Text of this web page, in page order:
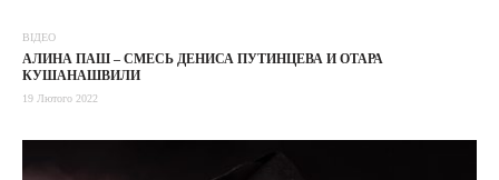
ВІДЕО
АЛИНА ПАШ – СМЕСЬ ДЕНИСА ПУТИНЦЕВА И ОТАРА
КУШАНАШВИЛИ
19 Лютого 2022